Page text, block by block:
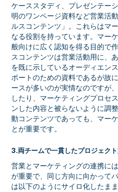
ケーススタディ、プレゼンテー
明のワンページ資料など営業活
ルスコンテンツ」。これらはマ
なる役割を持っています。マー
般向けに広く認知を得る目的で
スコンテンツは営業活動用に、
を既に示しているオーディエン
ポートのための資料であるが故
ースが多いのが実情なのですが
したり、マーケティングプロセ
ンした内容と被らないように調
動コンテンツであっても、マー
とが重要です。
3.両チームで一貫したプロジェク
営業とマーケティングの連携に
が重要で、同じ方向に向かって
は以下のようにサイロ化したま